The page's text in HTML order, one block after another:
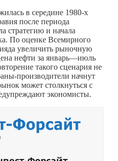
в середине 1980-х
после периода
стратегию и начала
По оценке Всемирного
увеличить рыночную
нефти за январь—июль
такого сценария не
производители начнут
может столкнуться с
экономисты.